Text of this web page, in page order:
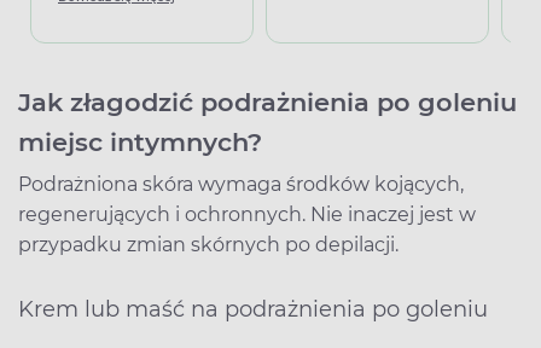
Jak złagodzić podrażnienia po goleniu
miejsc intymnych?
Podrażniona skóra wymaga środków kojących,
regenerujących i ochronnych. Nie inaczej jest w
przypadku zmian skórnych po depilacji.
Krem lub maść na podrażnienia po goleniu